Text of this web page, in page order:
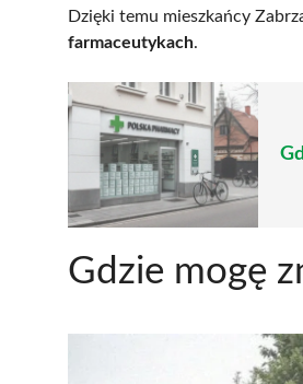
Dzięki temu mieszkańcy
farmaceutykach.
Gdzie mogę